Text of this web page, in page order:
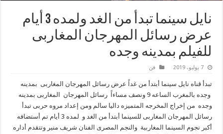
نايل سينما تبدأ من الغد ولمده 3 أيام
عرض رسائل المهرجان المغاربى
للفيلم بمدينه وجده
7 يوليو، 2019 فن
تبدأ قناه نايل سينما أبتدأ من غداً عرض رسائل المهرجان المغاربى بمدينه
وجده بالمغرب الساعه 9 ونصف مساءاً رسائل المهرجان المغاربى بمدينه
وجده من إخراج المخرجه المتميزه داليا سالم ومن إعداد مروه حربى تبدأ
رسائل المهرجان المغاربى للسينما أبتدأ من الغد و لمده 3 أيام تم أستضافه
أكبر نجوم السينما المغاربية والنجم المصرى الفنان شريف منير وتتقدم أداره